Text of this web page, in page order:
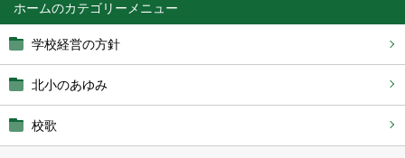
ホーム
学校経営の方針
北小のあゆみ
校歌